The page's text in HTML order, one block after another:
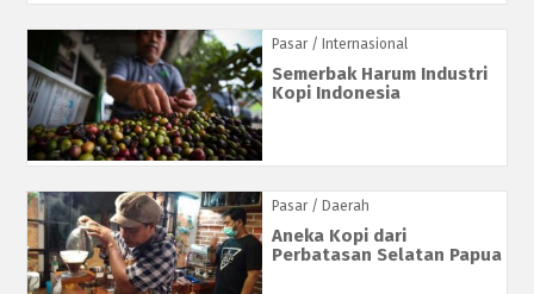
Pasar/ Internasional
Semerbak Harum Industri
Kopi Indonesia
Pasar/ Daerah
Aneka Kopi dari
Perbatasan Selatan Papua